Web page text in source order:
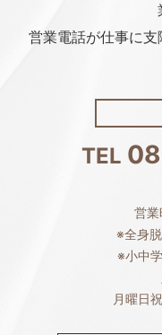
営業電話が仕事に
TEL
営
※全身
※小中
月曜日